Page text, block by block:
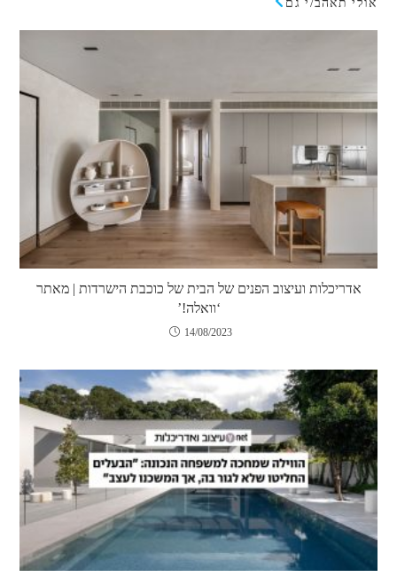
אולי תאהב/י גם
אדריכלות ועיצוב הפנים של הבית של כוכבת הישרדות | מאתר
‘וואלה!’
14/08/2023